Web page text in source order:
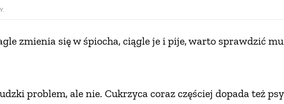
zmienia się w śpiocha, ciągleje i pije, warto sprawdzić mu
problem, ale nie. Cukrzyca coraz częściej dopadateż psy